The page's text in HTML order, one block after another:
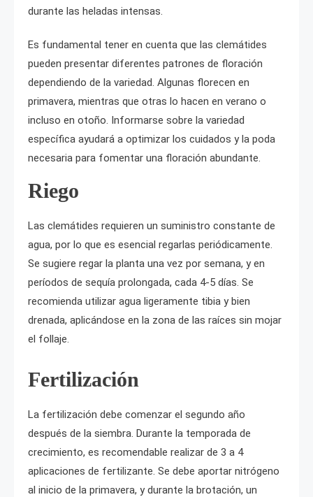
durante las heladas intensas.
Es fundamental tener en cuenta que las clemátides
pueden presentar diferentes patrones de floración
dependiendo de la variedad. Algunas florecen en
primavera, mientras que otras lo hacen en verano o
incluso en otoño. Informarse sobre la variedad
específica ayudará a optimizar los cuidados y la poda
necesaria para fomentar una floración abundante.
Riego
Las clemátides requieren un suministro constante de
agua, por lo que es esencial regarlas periódicamente.
Se sugiere regar la planta una vez por semana, y en
períodos de sequía prolongada, cada 4-5 días. Se
recomienda utilizar agua ligeramente tibia y bien
drenada, aplicándose en la zona de las raíces sin mojar
el follaje.
Fertilización
La fertilización debe comenzar el segundo año
después de la siembra. Durante la temporada de
crecimiento, es recomendable realizar de 3 a 4
aplicaciones de fertilizante. Se debe aportar nitrógeno
al inicio de la primavera, y durante la brotación, un